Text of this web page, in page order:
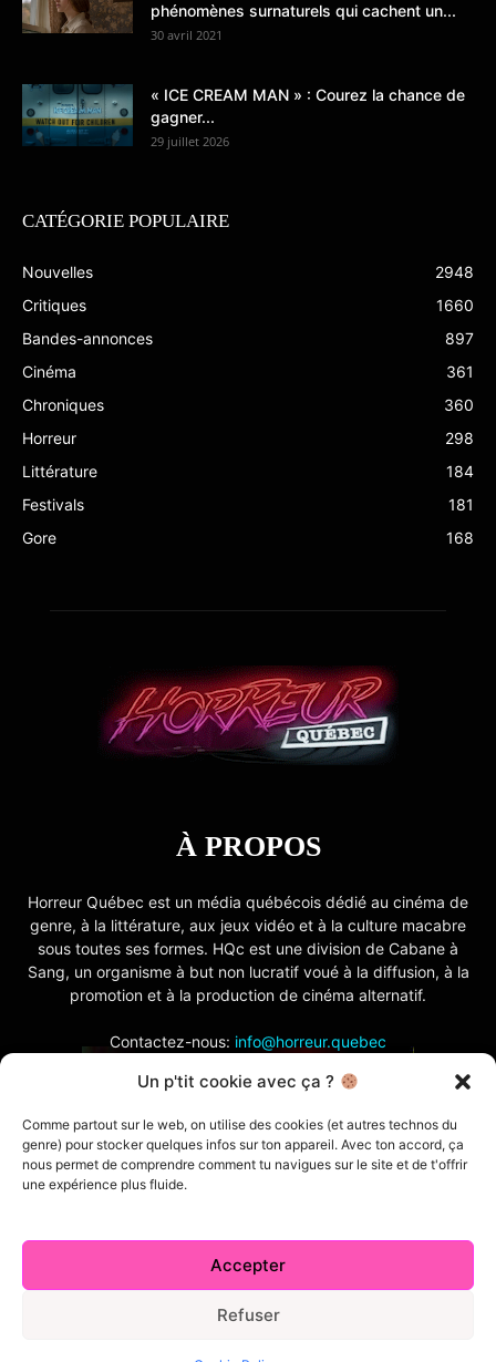
Un p'tit cookie avec ça ?
Comme partout sur le web, on utilise des cookies (et autres technos du
genre) pour stocker quelques infos sur ton appareil. Avec ton accord, ça
nous permet de comprendre comment tu navigues sur le site et de t'offrir
une expérience plus fluide.
Accepter
Refuser
phénomènes surnaturels qui cachent un...
30 avril 2021
« ICE CREAM MAN » : Courez la chance de
gagner...
29 juillet 2026
CATÉGORIE POPULAIRE
Nouvelles
2948
Critiques
1660
Bandes-annonces
897
Cinéma
361
Chroniques
360
Horreur
298
Littérature
184
Festivals
181
Gore
168
À PROPOS
Horreur Québec est un média québécois dédié au cinéma de
genre, à la littérature, aux jeux vidéo et à la culture macabre
sous toutes ses formes. HQc est une division de Cabane à
Sang, un organisme à but non lucratif voué à la diffusion, à la
promotion et à la production de cinéma alternatif.
Contactez-nous: info@horreur.quebec
SUIVEZ NOUS
Index